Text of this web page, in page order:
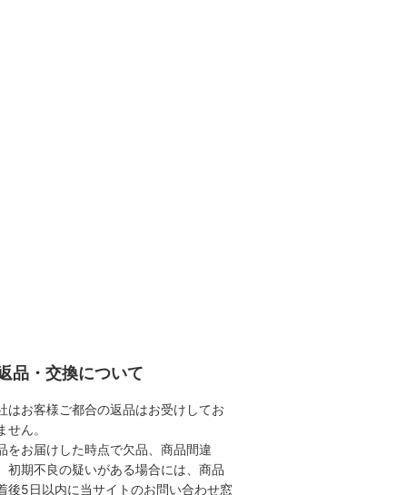
品・交換について
はお客様ご都合の返品はお受けしてお
せん。
をお届けした時点で欠品、商品間違
初期不良の疑いがある場合には、商品
後5日以内に当サイトのお問い合わせ窓